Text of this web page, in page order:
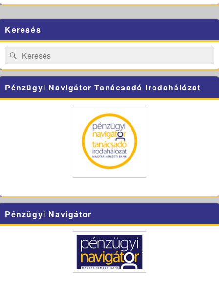
Sidebar
Widget
Area
Keresés
Search
for:
Search
Pénzügyi Navigátor Tanácsadó Irodahálózat
Pénzügyi Navigátor